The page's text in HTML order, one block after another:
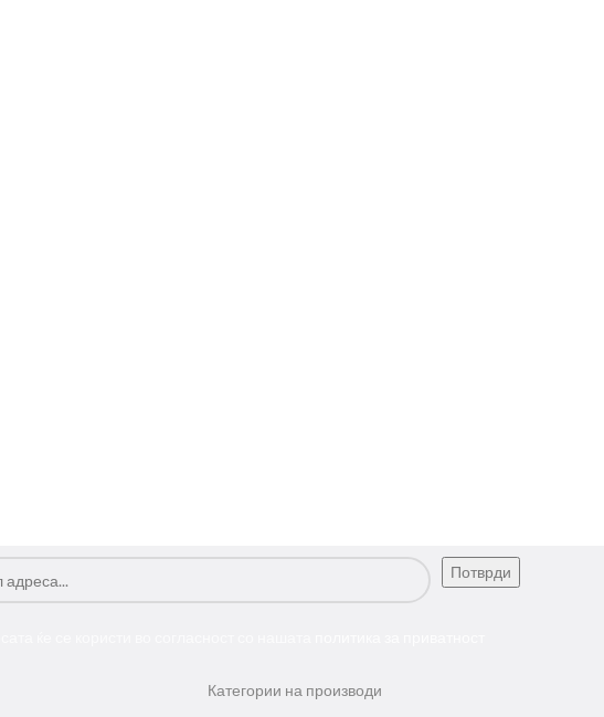
Категории на производи